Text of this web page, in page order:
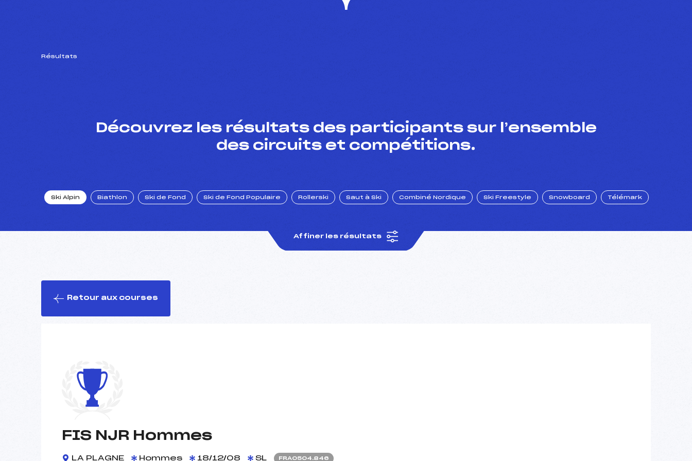
Résultats
Découvrez les résultats des participants sur l’ensemble
des circuits et compétitions.
Ski Alpin Biathlon Ski de Fond Ski de Fond Populaire Rollerski Saut à Ski Combiné Nordique Ski Freestyle Snowboard Télémark
Affiner les résultats
Retour aux courses
FIS NJR Hommes
LA PLAGNE Hommes 18/12/08 SL FRA0504.846